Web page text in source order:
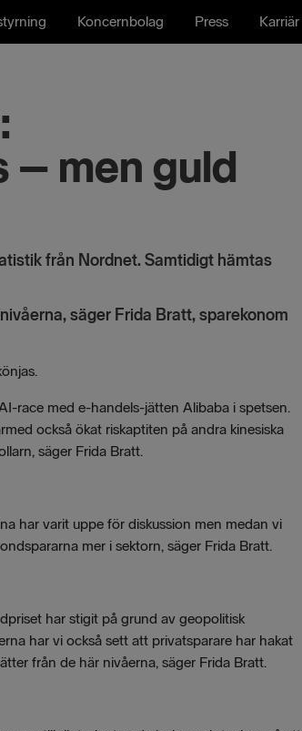
Koncernbolag Press Karriär
– men guld
från Nordnet. Samtidigt hämtas
säger Frida Bratt, sparekonom
race med e-handels-jätten Alibaba i spetsen.
också ökat riskaptiten på andra kinesiska
säger Frida Bratt.
har varit uppe för diskussion men medan vi
mer i sektorn, säger Frida Bratt.
har stigit på grund av geopolitisk
har vi också sett att privatsparare har hakat
från de här nivåerna, säger Frida Bratt.